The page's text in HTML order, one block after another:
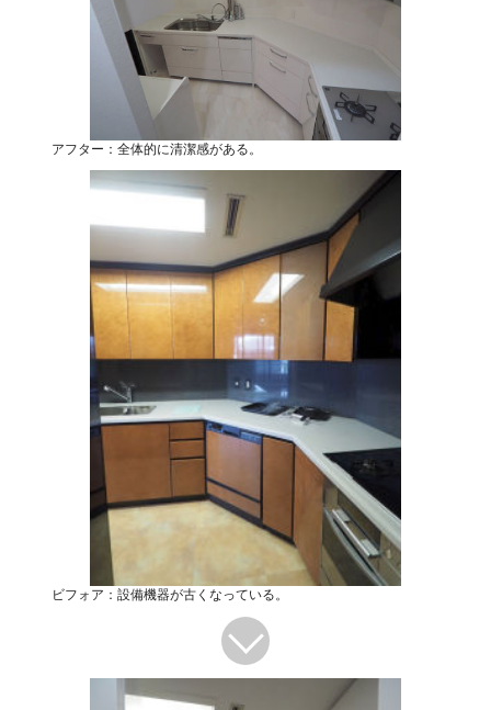
アフター：全体的に清潔感がある。
ビフォア：設備機器が古くなっている。